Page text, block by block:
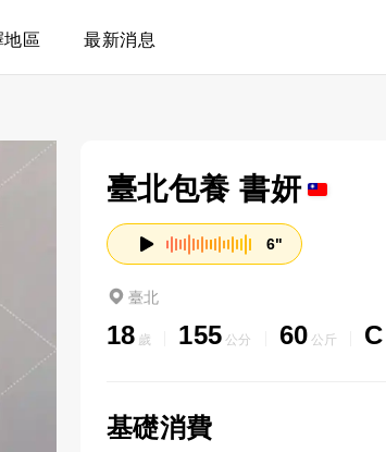
地區 最新消息
臺北包養 書妍
6"
臺北
18 歲 155 公分 60 公斤 C
基礎消費